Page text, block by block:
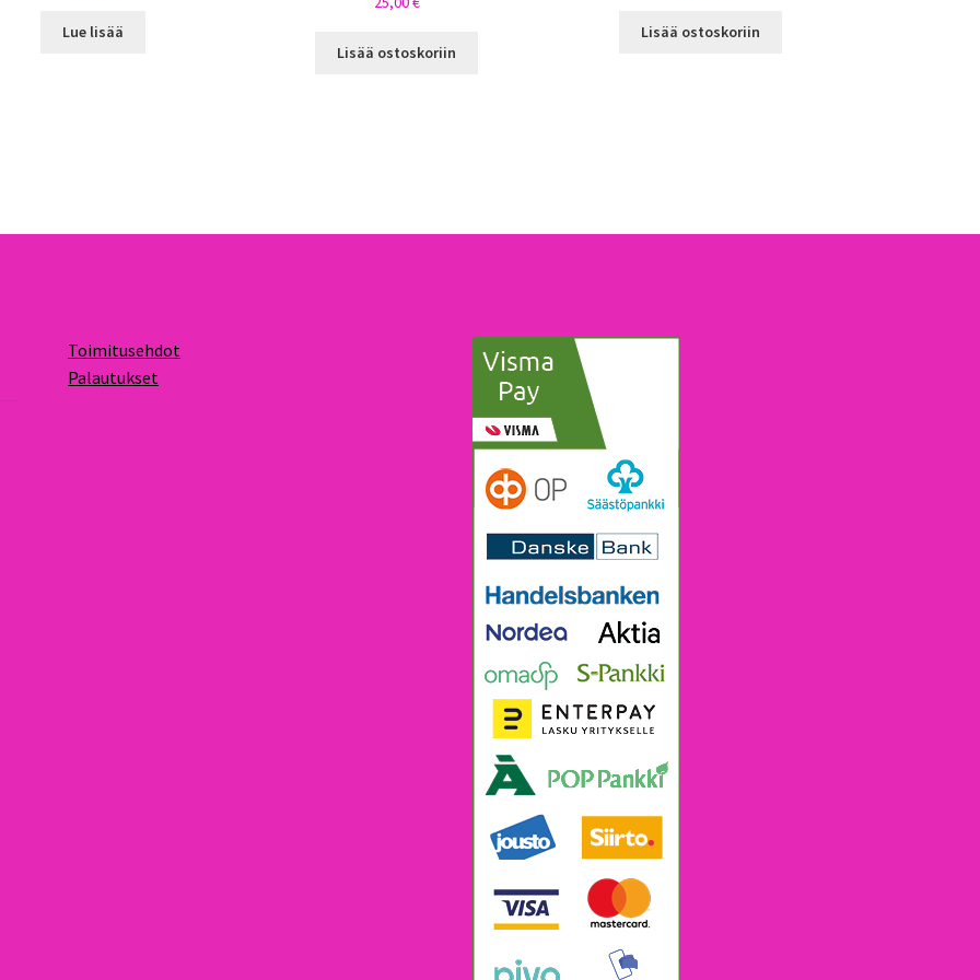
Lue lisää
Lisää ostoskoriin
Lisää ostoskoriin
Toimitusehdot
Palautukset